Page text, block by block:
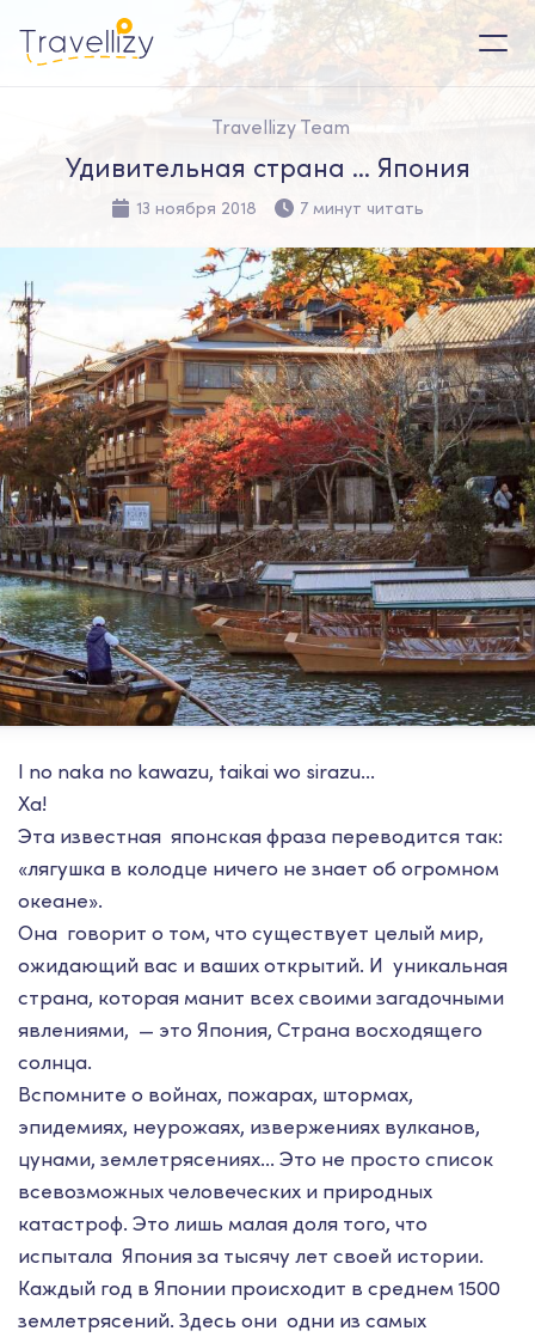
Travellizy Team
Удивительная страна ... Япония
13 ноября 2018 7 минут читать
I no naka no kawazu, taikai wo sirazu...
Ха!
Эта известная японская фраза переводится так:
«лягушка в колодце ничего не знает об огромном
океане».
Она говорит о том, что существует целый мир,
ожидающий вас и ваших открытий. И уникальная
страна, которая манит всех своими загадочными
явлениями, — это Япония, Страна восходящего
солнца.
Вспомните о войнах, пожарах, штормах,
эпидемиях, неурожаях, извержениях вулканов,
цунами, землетрясениях... Это не просто список
всевозможных человеческих и природных
катастроф. Это лишь малая доля того, что
испытала Япония за тысячу лет своей истории.
Каждый год в Японии происходит в среднем 1500
землетрясений. Здесь они одни из самых